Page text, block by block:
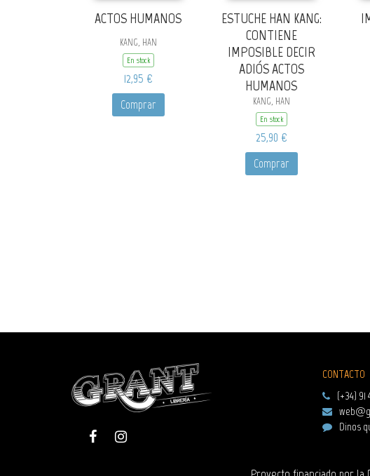
ACTOS HUMANOS
KANG, HAN
En stock
12,95 €
Comprar
ESTUCHE HAN KANG:
CONTIENE
IMPOSIBLE DECIR
ADIÓS ACTOS
HUMANOS
KANG, HAN
En stock
25,90 €
Comprar
CONTACTO
(+34) 91
Dinos